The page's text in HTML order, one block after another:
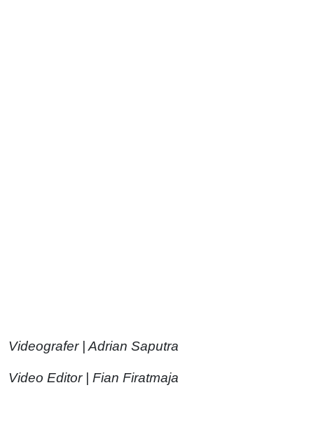
Videografer | Adrian Saputra
Video Editor | Fian Firatmaja